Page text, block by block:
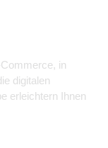
in
digitalen
erleichtern Ihnen